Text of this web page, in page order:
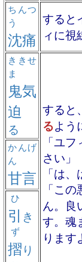
沈痛
ちんつ
う
すると
ィに視
鬼気
迫
ききせ
ま
る
すると
るよう
「ユ
さい」
「は、
「こ
ん。良
す。魂
ります
甘言
かんげ
ん
引
ひ
き
摺
ず
り